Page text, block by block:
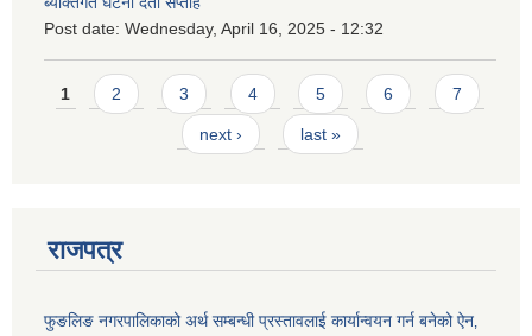
Post date: Wednesday, April 16, 2025 - 12:32
Pages
1 2 3 4 5 6 7
next › last »
राजपत्र
फुङलिङ नगरपालिकाको अर्थ सम्बन्धी प्रस्तावलाई कार्यान्वयन गर्न बनेको ऐन‚